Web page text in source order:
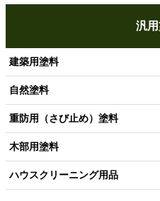
汎
建築用塗料
自然塗料
重防用（さび止め）塗料
木部用塗料
ハウスクリーニング用品